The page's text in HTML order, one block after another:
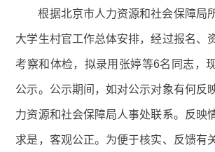
根据北京市人力资源和社会保障局
大学生村官工作总体安排，经过报名、
考察和体检，拟录用张婷等6名同志，
公示。公示期间，如对公示对象有何反
力资源和社会保障局人事处联系。反映
求是，客观公正。为便于核实、反馈有